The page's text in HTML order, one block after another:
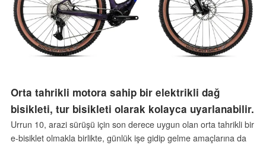
Orta tahrikli motora sahip bir elektrikli dağ
bisikleti, tur bisikleti olarak kolayca uyarlanabilir.
Urrun 10, arazi sürüşü için son derece uygun olan orta tahrikli bir
e-bisiklet olmakla birlikte, günlük işe gidip gelme amaçlarına da